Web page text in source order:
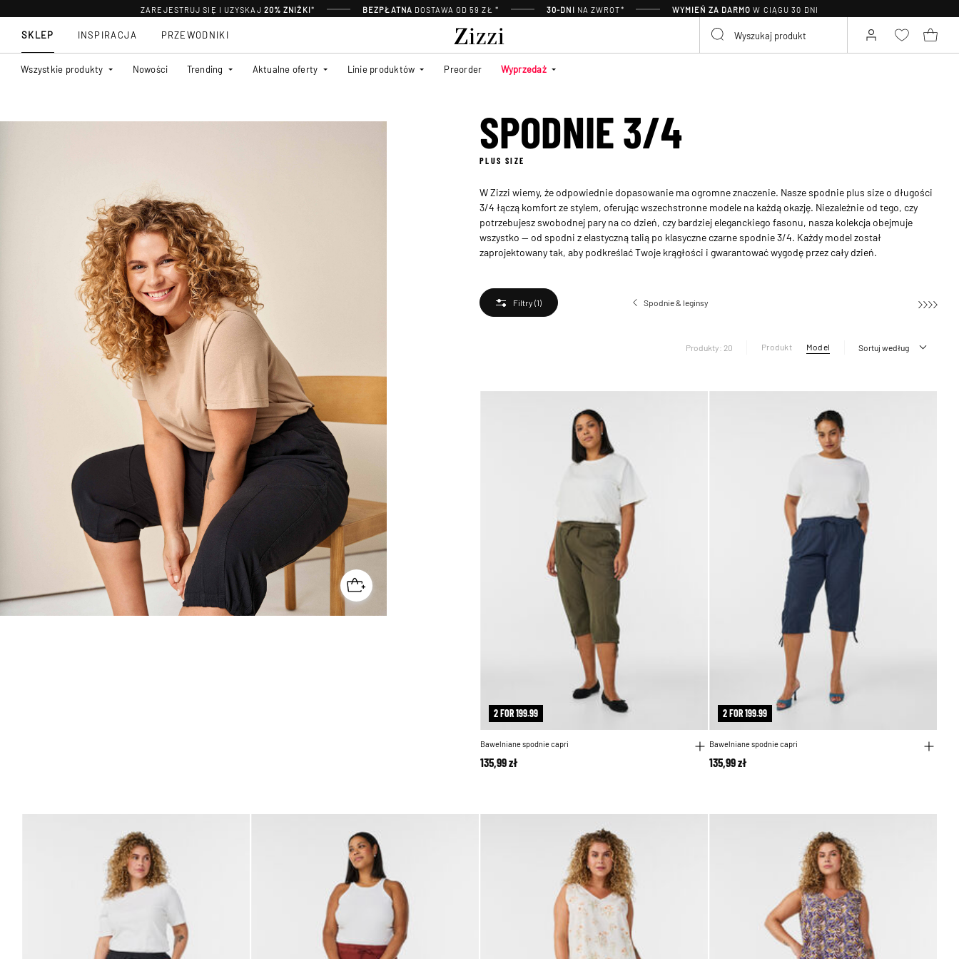
ZAREJESTRUJ SIĘ I UZYSKAJ 20% ZNIŻKI* BEZPŁATNA DOSTAWA OD 59 ZŁ * 30-DNI NA ZWROT* WYMIEŃ ZA DARMO W CIĄGU 30 DNI
SKLEP
Wszystkie produkty Nowości Trending Aktualne oferty Linie produktów Preorder Wyprzedaż
INSPIRACJA PRZEWODNIKI
SPODNIE 3/4
PLUS SIZE
W Zizzi wiemy, że odpowiednie dopasowanie ma ogromne znaczenie. Nasze spodnie plus size o długości
3/4 łączą komfort ze stylem, oferując wszechstronne modele na każdą okazję. Niezależnie od tego, czy
potrzebujesz swobodnej pary na co dzień, czy bardziej eleganckiego fasonu, nasza kolekcja obejmuje
wszystko — od spodni z elastyczną talią po klasyczne czarne spodnie 3/4. Każdy model został
zaprojektowany tak, aby podkreślać Twoje krągłości i gwarantować wygodę przez cały dzień.
Filtry (1) Spodnie & leginsy
Produkty: 20 Produkt Model Sortuj według
2 FOR 199.99
Bawelniane spodnie capri
135,99 zł
2 FOR 199.99
Bawelniane spodnie capri
135,99 zł